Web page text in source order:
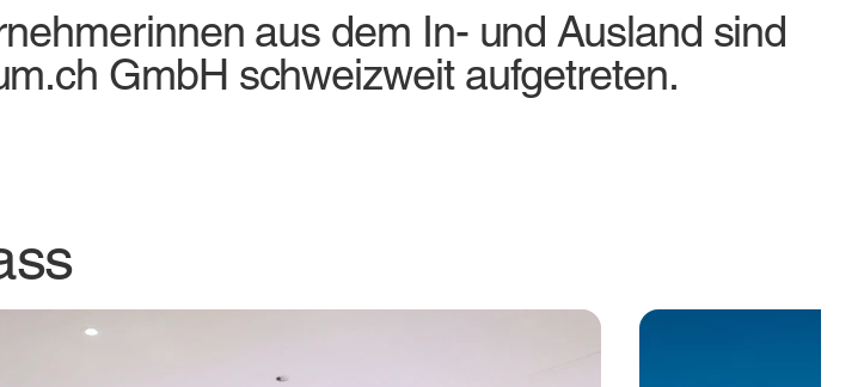
aus dem In- und Ausland sind
GmbH schweizweit aufgetreten.